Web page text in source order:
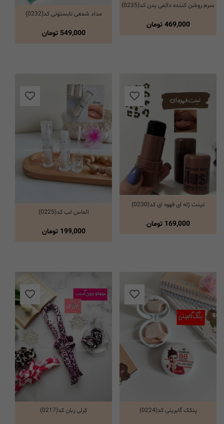
انتخاب گزینه ها
سرم روشن کننده دائمی بدن کد(0235)
469,000 تومان
انتخاب گزینه ها
مداد شمعی تابستونی کد(0232)
549,000 تومان
انتخاب گزینه ها
تینت ژله ای قهوه ای کد(0230)
169,000 تومان
انتخاب گزینه ها
الماس لب کد(0225)
199,000 تومان
انتخاب گزینه ها
پنکک گابرینی کد(0224) انتخاب گزینه ها
کِرلی ربان کد(0217)